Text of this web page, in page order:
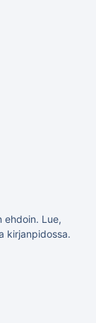
ehdoin. Lue,
kirjanpidossa.